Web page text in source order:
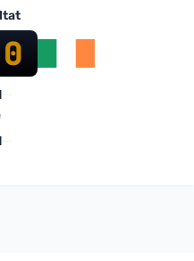
0